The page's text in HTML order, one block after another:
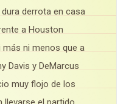
derrota en casa
a Houston
más ni menos que a
Davis y DeMarcus
muy flojo de los